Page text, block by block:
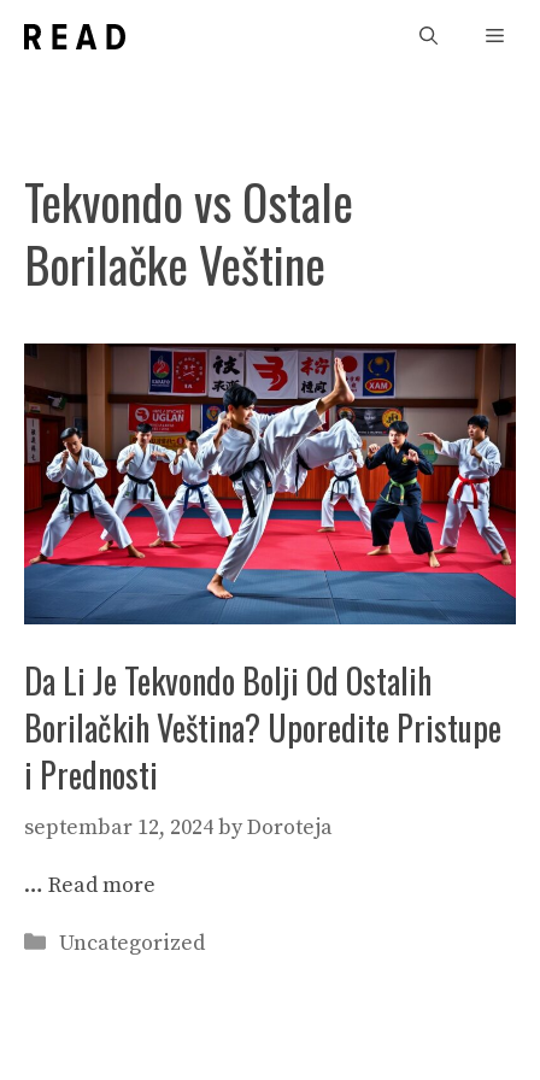
Tekvondo vs Ostale
Borilačke Veštine
Da Li Je Tekvondo Bolji Od Ostalih
Borilačkih Veština? Uporedite Pristupe
i Prednosti
septembar 12, 2024byDoroteja
… Read more
Categories
Uncategorized